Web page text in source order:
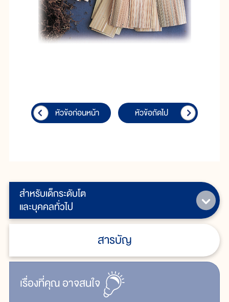
สำหรับเด็กระดับโต
และบุคคลทั่วไป
สารบัญ
เรื่ิองที่คุณอาจสนใจ
หัวข้อก่อนหน้า หัวข้อถัดไป